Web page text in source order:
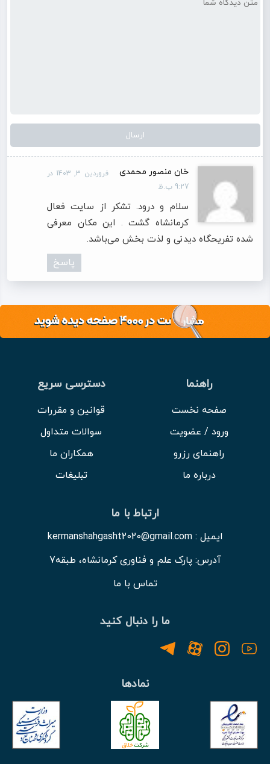
خان منصور محمدی
فروردین 3, 1403 در
9:27 ب.ظ
سلام و درود. تشکر از سایت فعال
کرمانشاه گشت . این مکان معرفی
شده تفریحگاه دیدنی و لذت بخش می‌باشد.
پاسخ
راهنما
صفحه نخست
ورود / عضویت
راهنمای رزرو
درباره ما
دسترسی سریع
قوانین و مقررات
سوالات متداول
همکاران ما
تبلیغات
ارتباط با ما
ایمیل : kermanshahgasht2020@gmail.com
آدرس: پارک علم و فناوری کرمانشاه، طبقه7
تماس با ما
ما را دنبال کنید
نمادها